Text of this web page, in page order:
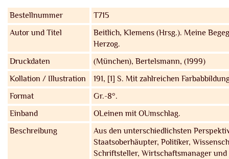
Bestellnummer
T715
Autor und Titel
Beitlich, Klemens (Hrsg.). Meine
Herzog.
Druckdaten
(München), Bertelsmann, (1999)
Kollation / Illustration
191, [1] S. Mit zahlreichen
Format
Gr.-8°.
Einband
OLeinen mit OUmschlag.
Beschreibung
Aus den unterschiedlichsten
Staatsoberhäupter, Politiker,
Schriftsteller, Wirtschaftsmanager und